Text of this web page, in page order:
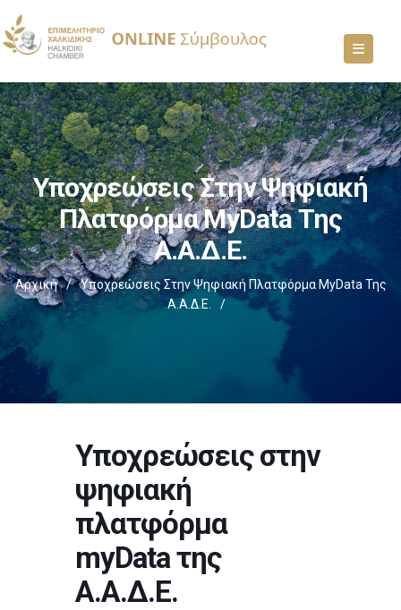
Υποχρεώσεις Στην Ψηφιακή
Πλατφόρμα MyData Της
Α.Α.Δ.Ε.
Αρχική /
Υποχρεώσεις Στην Ψηφιακή Πλατφόρμα MyData Της
Α.Α.Δ.Ε.
/
Υποχρεώσεις στην
ψηφιακή
πλατφόρμα
myData της
Α.Α.Δ.Ε.